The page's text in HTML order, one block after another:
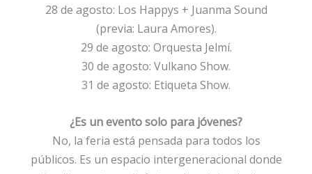
28 de agosto: Los Happys + Juanma Sound
(previa: Laura Amores).
29 de agosto: Orquesta Jelmí.
30 de agosto: Vulkano Show.
31 de agosto: Etiqueta Show.
¿Es un evento solo para jóvenes?
No, la feria está pensada para todos los
públicos. Es un espacio intergeneracional donde